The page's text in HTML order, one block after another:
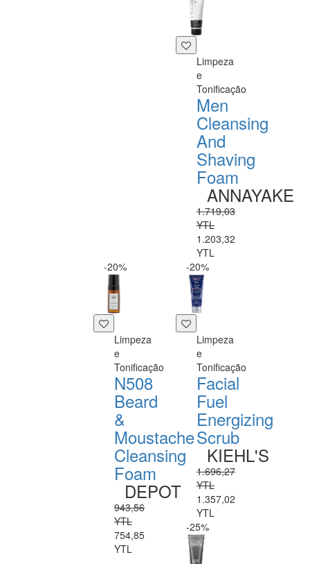
Limpeza
e
Tonificação
Men
Cleansing
And
Shaving
Foam
ANNAYAKE
1.719,03
YTL
1.203,32
YTL
-20%
Limpeza
e
Tonificação
N508
Beard
&
Moustache
Cleansing
Foam
DEPOT
943,56
YTL
754,85
YTL
-20%
Limpeza
e
Tonificação
Facial
Fuel
Energizing
Scrub
KIEHL'S
1.696,27
YTL
1.357,02
YTL
-25%